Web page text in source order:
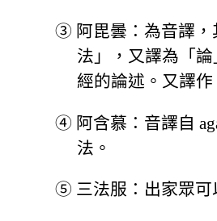
③ 阿毘曇：為音譯
法」，又譯為「
經的論述。又譯作
④ 阿含慕：音譯自
法。
⑤ 三法服：出家眾